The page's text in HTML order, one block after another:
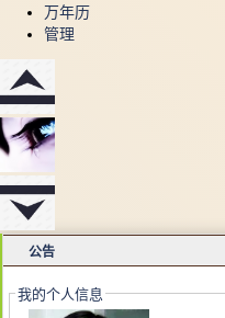
万年历
管理
公告
我的个人信息